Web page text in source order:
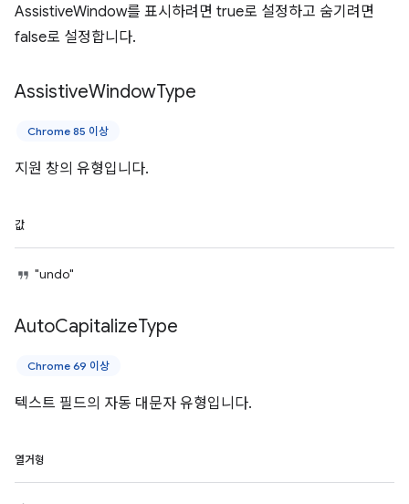
AssistiveWindow를 표시하려면 true로 설정하고 숨기려면
false로 설정합니다.
AssistiveWindowType
Chrome 85 이상
지원 창의 유형입니다.
값
"undo"
AutoCapitalizeType
Chrome 69 이상
텍스트 필드의 자동 대문자 유형입니다.
열거형